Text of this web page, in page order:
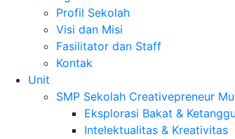
Profil Sekolah
Visi dan Misi
Fasilitator dan Staff
Kontak
Unit
SMP Sekolah Creativepreneur
Eksplorasi Bakat &
Intelektualitas & Kreativitas